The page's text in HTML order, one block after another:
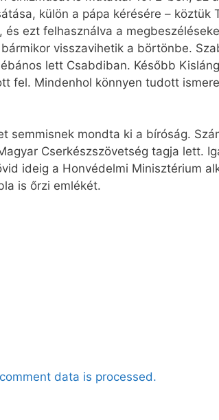
külön a pápa kérésére – köztük
ezt felhasználva a
visszavihetik a börtönbe.
lett Csabdiban. Később
fel. Mindenhol könnyen tudott
mondta ki a bíróság.
Cserkészszövetség tagja lett.
ideig a Honvédelmi Minisztérium
is őrzi emlékét.
data is processed.